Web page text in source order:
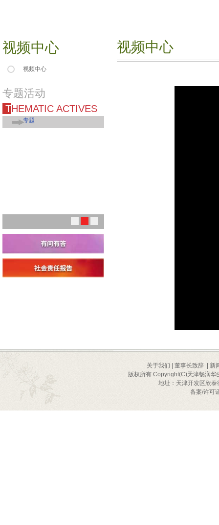
视频中心
视频中心
专题活动
THEMATIC ACTIVES
专题
视频中心
关于我们 董事长致辞
新
版权所有 Copyright(C)天津畅润
地址：天津开发区欣
备案/许可